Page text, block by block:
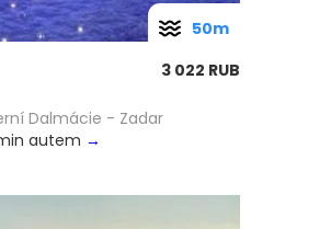
3 022 RUB
Dalmácie - Zadar
autem →
50m